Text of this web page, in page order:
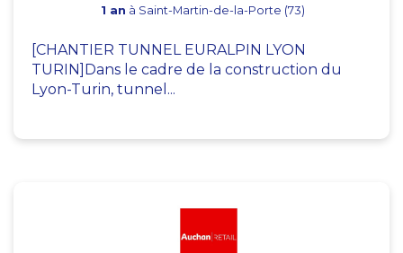
1 an à Saint-Martin-de-la-Porte (73)
[CHANTIER TUNNEL EURALPIN LYON
TURIN]Dans le cadre de la construction du
Lyon-Turin, tunnel...